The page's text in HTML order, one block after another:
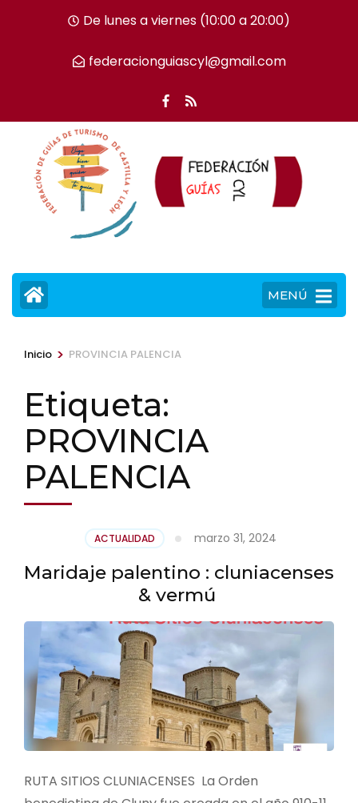
tecla
De lunes a viernes (10:00 a 20:00)
federacionguiascyl@gmail.com
MENÚ
Inicio > PROVINCIA PALENCIA
Etiqueta:
PROVINCIA
PALENCIA
ACTUALIDAD marzo 31, 2024
Maridaje palentino : cluniacenses
& vermú
RUTA SITIOS CLUNIACENSES La Orden